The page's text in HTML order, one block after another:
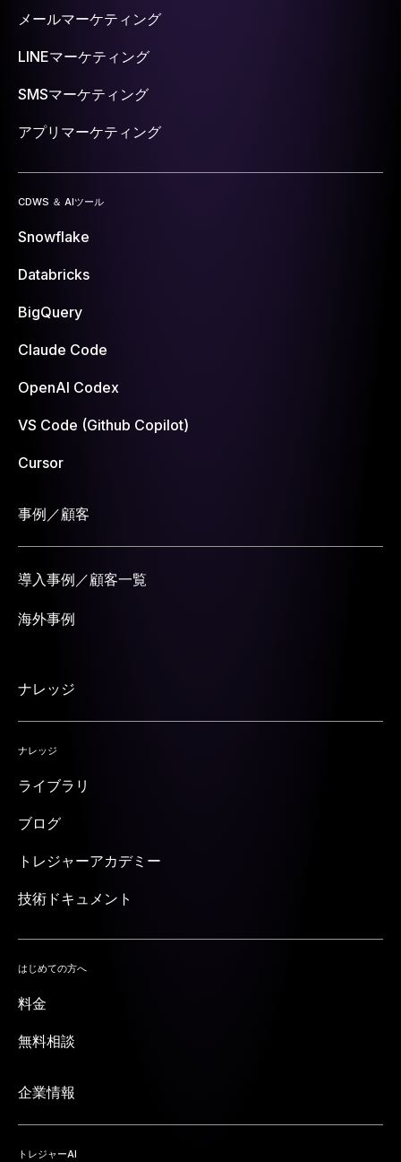
メールマーケティング
LINEマーケティング
SMSマーケティング
アプリマーケティング
CDWS ＆ AIツール
Snowflake
Databricks
BigQuery
Claude Code
OpenAI Codex
VS Code (Github Copilot)
Cursor
事例／顧客
導入事例／顧客一覧
海外事例
ナレッジ
ナレッジ
ライブラリ
ブログ
トレジャーアカデミー
技術ドキュメント
はじめての方へ
料金
無料相談
企業情報
トレジャーAI